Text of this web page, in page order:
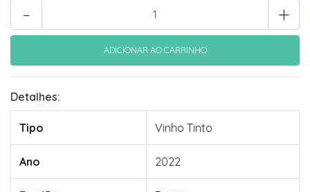
+
-
Detalhes:
Tipo Vinho Tinto
Ano 2022